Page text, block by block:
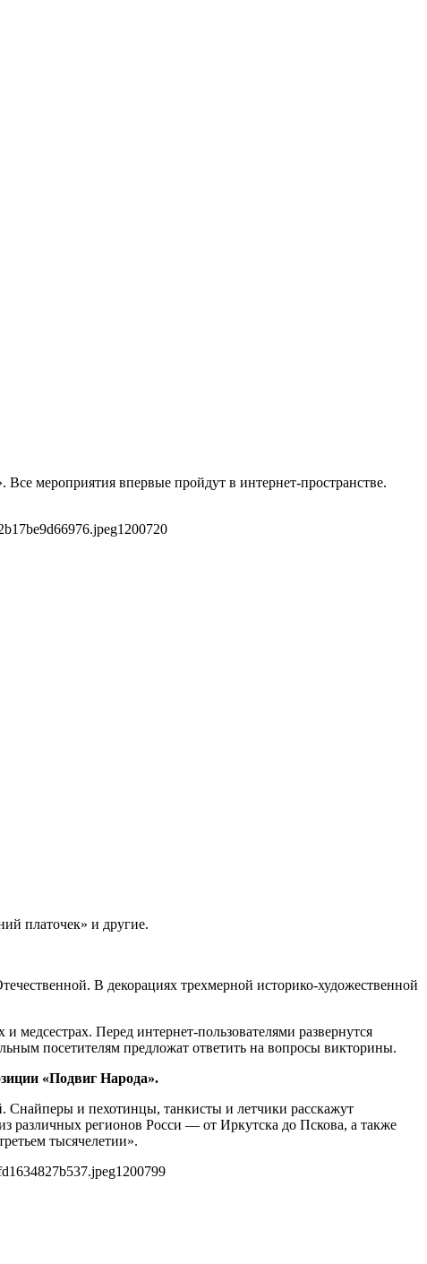
мероприятия впервые пройдут в интернет-пространстве.
1200720
платочек» и другие.
В декорациях трехмерной историко-художественной
медсестрах. Перед интернет-пользователями развернутся
посетителям предложат ответить на вопросы викторины.
«Подвиг Народа».
Снайперы и пехотинцы, танкисты и летчики расскажут
различных регионов Росси — от Иркутска до Пскова, а также
тысячелетии».
1200799